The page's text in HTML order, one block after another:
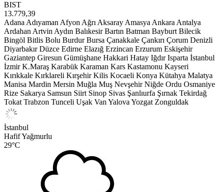
BIST
13.779,39
Adana Adıyaman Afyon Ağrı Aksaray Amasya Ankara Antalya
Ardahan Artvin Aydın Balıkesir Bartın Batman Bayburt Bilecik
Bingöl Bitlis Bolu Burdur Bursa Çanakkale Çankırı Çorum Denizli
Diyarbakır Düzce Edirne Elazığ Erzincan Erzurum Eskişehir
Gaziantep Giresun Gümüşhane Hakkari Hatay Iğdır Isparta İstanbul
İzmir K.Maraş Karabük Karaman Kars Kastamonu Kayseri
Kırıkkale Kırklareli Kırşehir Kilis Kocaeli Konya Kütahya Malatya
Manisa Mardin Mersin Muğla Muş Nevşehir Niğde Ordu Osmaniye
Rize Sakarya Samsun Siirt Sinop Sivas Şanlıurfa Şırnak Tekirdağ
Tokat Trabzon Tunceli Uşak Van Yalova Yozgat Zonguldak
İstanbul
Hafif Yağmurlu
29°C